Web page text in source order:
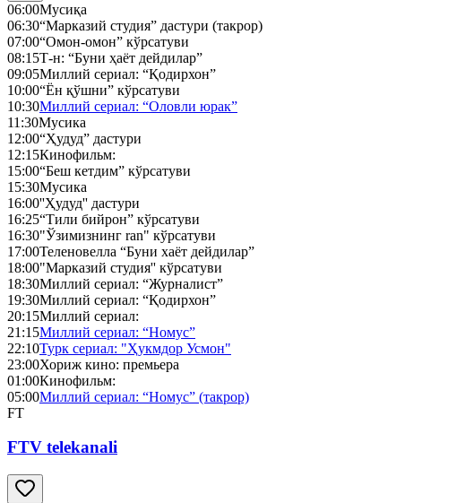
06:00Мусиқа
06:30“Марказий студия” дастури (такрор)
07:00“Омон-омон” кўрсатуви
08:15Т-н: “Буни ҳаёт дейдилар”
09:05Миллий сериал: “Қодирхон”
10:00“Ён қўшни” кўрсатуви
10:30Миллий сериал: “Оловли юрак”
11:30Мусика
12:00“Ҳудуд” дастури
12:15Кинофильм:
15:00“Беш кетдим” кўрсатуви
15:30Мусика
16:00''Ҳудуд'' дастури
16:25“Тили бийрон” кўрсатуви
16:30"Ўзимизнинг ran" кўрсатуви
17:00Теленовелла “Буни хаёт дейдилар”
18:00"Марказий студия'' кўрсатуви
18:30Миллий сериал: “Журналист”
19:30Миллий сериал: “Қодирхон”
20:15Миллий сериал:
21:15Миллий сериал: “Номус”
22:10Турк сериал: "Ҳукмдор Усмон"
23:00Хориж кино: премьера
01:00Кинофильм:
05:00Миллий сериал: “Номус” (такрор)
FT
FTV telekanali